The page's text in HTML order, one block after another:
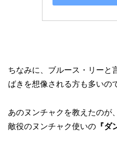
ちなみに、ブルース・リーと
ばきを想像される方も多いの
あのヌンチャクを教えたのが
敵役のヌンチャク使いの 『ダ